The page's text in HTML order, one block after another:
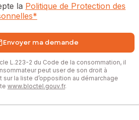
la Politique de Protection des
*
Envoyer ma demande
L.223-2 du Code de la consommation, il
peut user de son droit à
sur la liste d’opposition au démarchage
www.bloctel.gouv.fr.